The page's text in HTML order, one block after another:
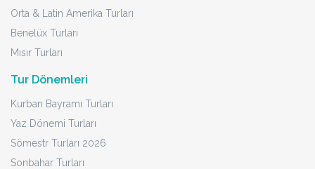
Orta & Latin Amerika Turları
Benelüx Turları
Mısır Turları
Tur Dönemleri
Kurban Bayramı Turları
Yaz Dönemi Turları
Sömestr Turları 2026
Sonbahar Turları